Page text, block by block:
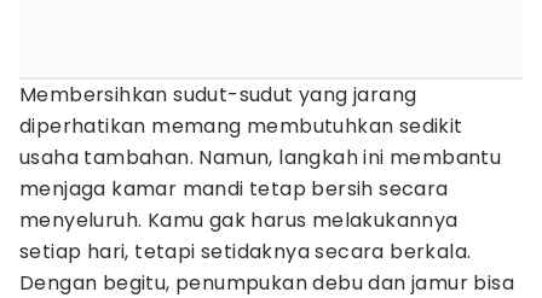
Membersihkan sudut-sudut yang jarang
diperhatikan memang membutuhkan sedikit
usaha tambahan. Namun, langkah ini membantu
menjaga kamar mandi tetap bersih secara
menyeluruh. Kamu gak harus melakukannya
setiap hari, tetapi setidaknya secara berkala.
Dengan begitu, penumpukan debu dan jamur bisa